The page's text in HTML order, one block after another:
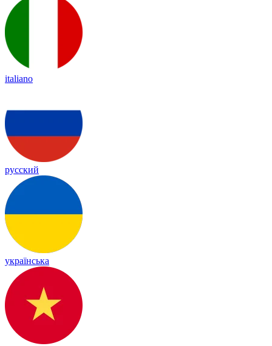
italiano
русский
українська